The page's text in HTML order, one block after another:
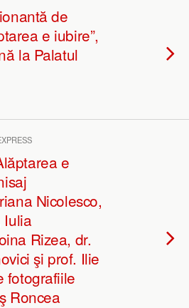
de
e iubire”,
la Palatul
e
Nicolesco,
Iulia
Rizea, dr.
şi prof. Ilie
fotografiile
Roncea